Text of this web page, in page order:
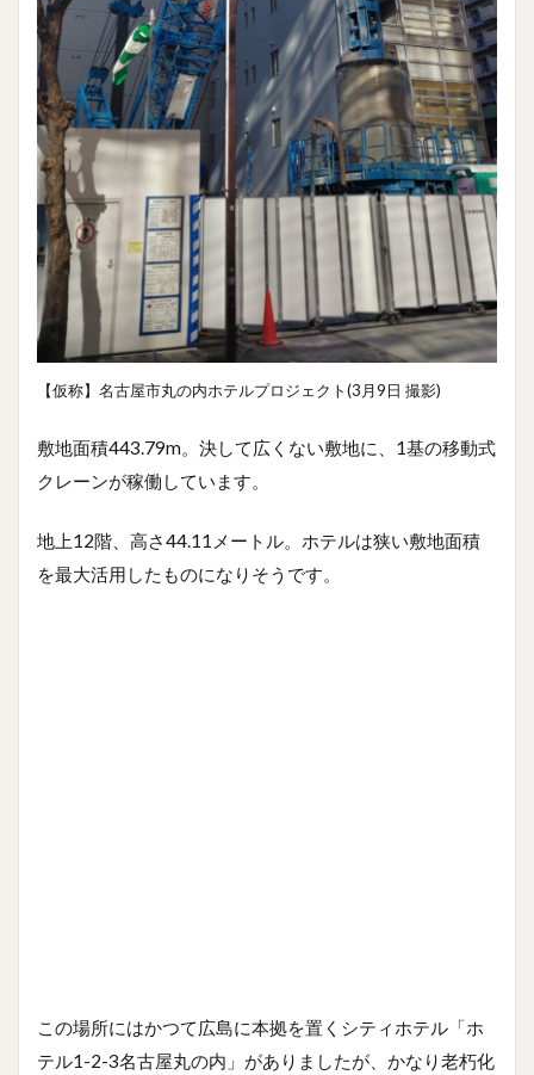
【仮称】名古屋市丸の内ホテルプロジェクト(3月9日 撮影)
敷地面積443.79m。決して広くない敷地に、1基の移動式
クレーンが稼働しています。
地上12階、高さ44.11メートル。ホテルは狭い敷地面積
を最大活用したものになりそうです。
この場所にはかつて広島に本拠を置くシティホテル「ホ
テル1-2-3名古屋丸の内」がありましたが、かなり老朽化